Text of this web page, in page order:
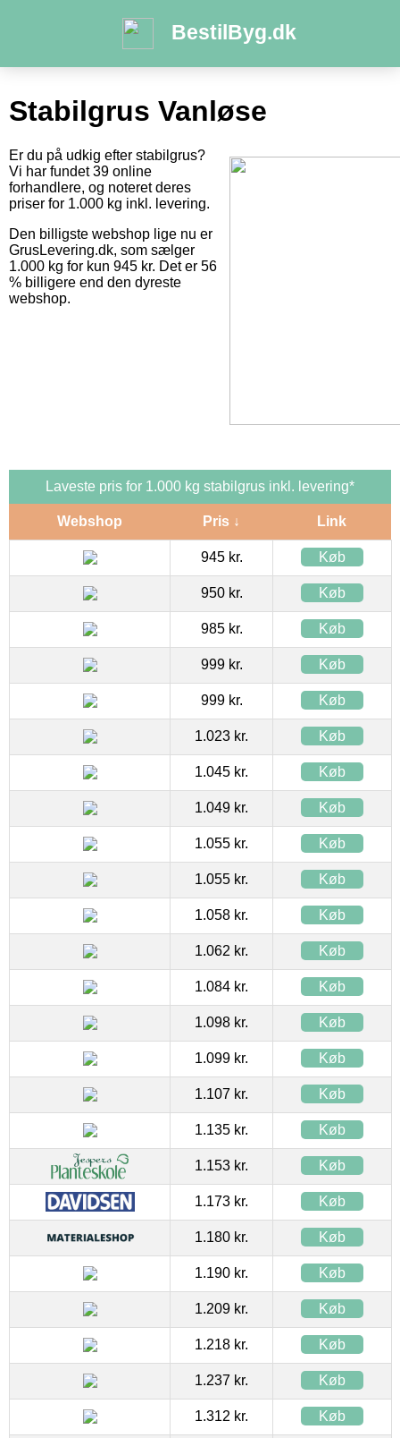
BestilByg.dk
Stabilgrus Vanløse
Er du på udkig efter stabilgrus?
Vi har fundet 39 online
forhandlere, og noteret deres
priser for 1.000 kg inkl. levering.
Den billigste webshop lige nu er
GrusLevering.dk, som sælger
1.000 kg for kun 945 kr. Det er 56
% billigere end den dyreste
webshop.
Laveste pris for 1.000 kg stabilgrus inkl. levering*
Webshop Pris ↓ Link
945 kr. Køb
950 kr. Køb
985 kr. Køb
999 kr. Køb
999 kr. Køb
1.023 kr. Køb
1.045 kr. Køb
1.049 kr. Køb
1.055 kr. Køb
1.055 kr. Køb
1.058 kr. Køb
1.062 kr. Køb
1.084 kr. Køb
1.098 kr. Køb
1.099 kr. Køb
1.107 kr. Køb
1.135 kr. Køb
1.153 kr. Køb
1.173 kr. Køb
1.180 kr. Køb
1.190 kr. Køb
1.209 kr. Køb
1.218 kr. Køb
1.237 kr. Køb
1.312 kr. Køb